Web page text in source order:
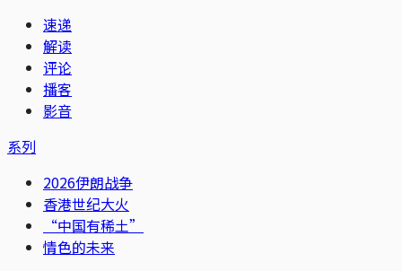
速递
解读
评论
播客
影音
系列
2026伊朗战争
香港世纪大火
“中国有稀土”
情色的未来